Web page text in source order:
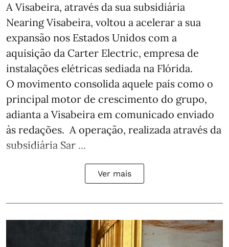
A Visabeira, através da sua subsidiária
Nearing Visabeira, voltou a acelerar a sua
expansão nos Estados Unidos com a
aquisição da Carter Electric, empresa de
instalações elétricas sediada na Flórida.
O movimento consolida aquele país como o
principal motor de crescimento do grupo,
adianta a Visabeira em comunicado enviado
às redações. A operação, realizada através da
subsidiária Sar ...
Ver mais